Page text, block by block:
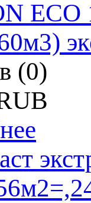
(0)